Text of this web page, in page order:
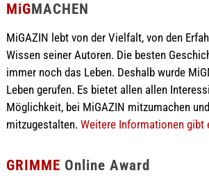
MiGMACHEN
MiGAZIN lebt von der Vielfalt, von den
Wissen seiner Autoren. Die besten
immer noch das Leben. Deshalb wurde
Leben gerufen. Es bietet allen allen
Möglichkeit, bei MiGAZIN mitzumachen
mitzugestalten. Weitere Informationen gibt
GRIMME Online Award